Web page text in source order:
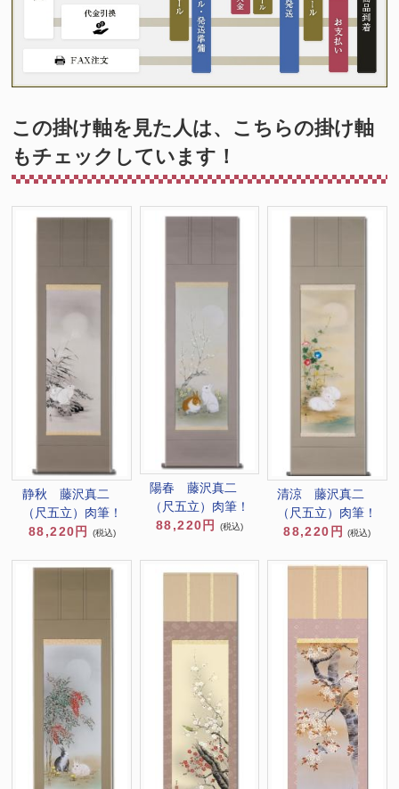
この掛け軸を見た人は、こちらの掛け軸
もチェックしています！
静秋 藤沢真二
（尺五立）肉筆！
88,220円
(税込)
陽春 藤沢真二
（尺五立）肉筆！
88,220円
(税込)
清涼 藤沢真二
（尺五立）肉筆！
88,220円 (税込)